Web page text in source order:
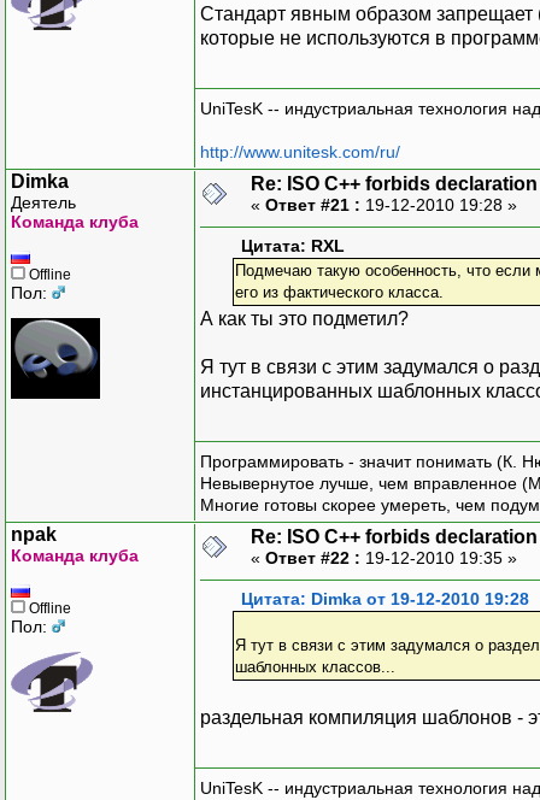
Стандарт явным образом запрещает
которые не используются в
UniTesK -- индустриальная технология
http://www.unitesk.com/ru/
Dimka
Деятель
Команда клуба
Offline
Пол:
Re: ISO C++ forbids declaration
« Ответ #21 : 19-12-2010 19:28 »
Цитата: RXL
Подмечаю такую особенность, что если
его из фактического класса.
А как ты это подметил?
Я тут в связи с этим задумался о
инстанцированных шаблонных
Программировать - значит понимать (К.
Невывернутое лучше, чем вправленное
Многие готовы скорее умереть, чем
npak
Команда клуба
Offline
Пол:
Re: ISO C++ forbids declaration
« Ответ #22 : 19-12-2010 19:35 »
Цитата: Dimka от 19-12-2010 19:28
Я тут в связи с этим задумался о
шаблонных классов...
раздельная компиляция шаблонов -
UniTesK -- индустриальная технология